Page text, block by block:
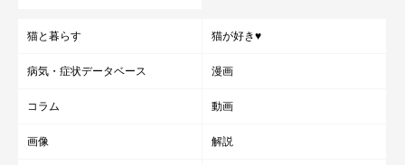
@tsumugi.2020
そんなつむぎちゃんとの暮らしについて、
猫と暮らす 猫が好き♥
病気・症状データベース 漫画
コラム 動画
画像 解説